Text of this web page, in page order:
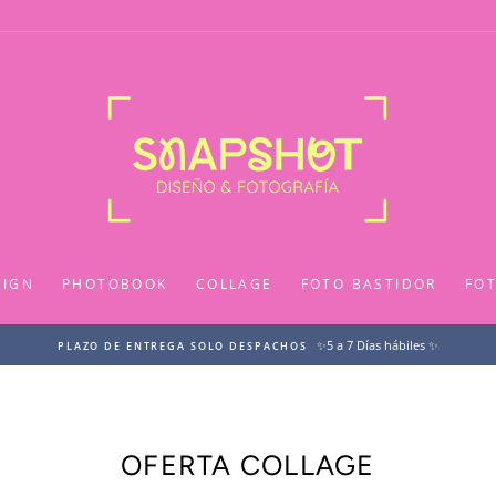
PHOTOBOOK COLLAGE FOTO BASTIDOR
PLAZO DE ENTREGA SOLO DESPACHOS ✨5 a 7 Días hábiles ✨
OFERTA COLLAGE